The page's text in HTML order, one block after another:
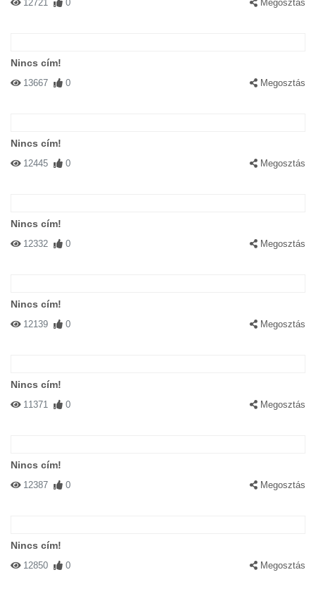
12721 0 Megosztás
Nincs cím!
13667 0 Megosztás
Nincs cím!
12445 0 Megosztás
Nincs cím!
12332 0 Megosztás
Nincs cím!
12139 0 Megosztás
Nincs cím!
11371 0 Megosztás
Nincs cím!
12387 0 Megosztás
Nincs cím!
12850 0 Megosztás